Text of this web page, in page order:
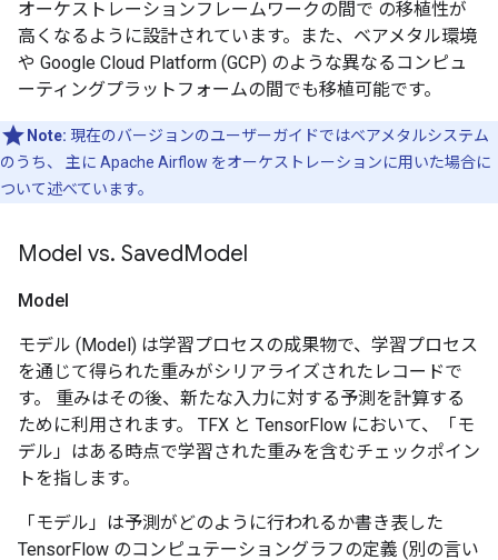
オーケストレーションフレームワークの間で の移植性が
高くなるように設計されています。また、ベアメタル環境
や Google Cloud Platform (GCP) のような異なるコンピュ
ーティングプラットフォームの間でも移植可能です。
Note: 現在のバージョンのユーザーガイドではベアメタルシステム
のうち、 主に Apache Airflow をオーケストレーションに用いた場合に
ついて述べています。
Model vs. SavedModel
Model
モデル (Model) は学習プロセスの成果物で、学習プロセス
を通じて得られた重みがシリアライズされたレコードで
す。 重みはその後、新たな入力に対する予測を計算する
ために利用されます。 TFX と TensorFlow において、「モ
デル」はある時点で学習された重みを含むチェックポイン
トを指します。
「モデル」は予測がどのように行われるか書き表した
TensorFlow のコンピュテーショングラフの定義 (別の言い